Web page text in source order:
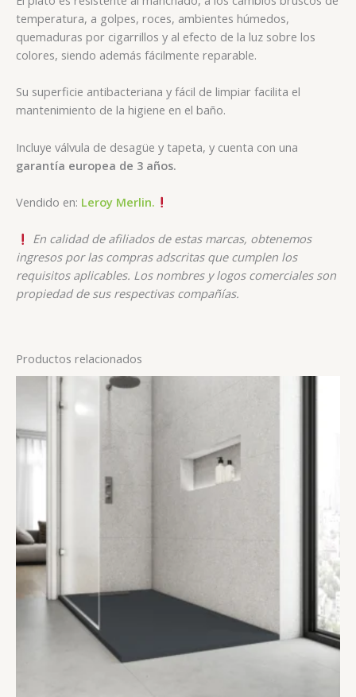
temperatura, a golpes, roces, ambientes húmedos,
quemaduras por cigarrillos y al efecto de la luz sobre los
colores, siendo además fácilmente reparable.
Su superficie antibacteriana y fácil de limpiar facilita el
mantenimiento de la higiene en el baño.
Incluye válvula de desagüe y tapeta, y cuenta con una
garantía europea de 3 años.
Vendido en: Leroy Merlin.
En calidad de afiliados de estas marcas, obtenemos
ingresos por las compras adscritas que cumplen los
requisitos aplicables. Los nombres y logos comerciales son
propiedad de sus respectivas compañías.
Productos relacionados